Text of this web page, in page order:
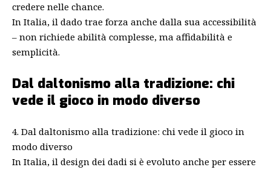
credere nelle chance.
In Italia, il dado trae forza anche dalla sua accessibilità
– non richiede abilità complesse, ma affidabilità e
semplicità.
Dal daltonismo alla tradizione: chi
vede il gioco in modo diverso
4. Dal daltonismo alla tradizione: chi vede il gioco in
modo diverso
In Italia, il design dei dadi si è evoluto anche per essere